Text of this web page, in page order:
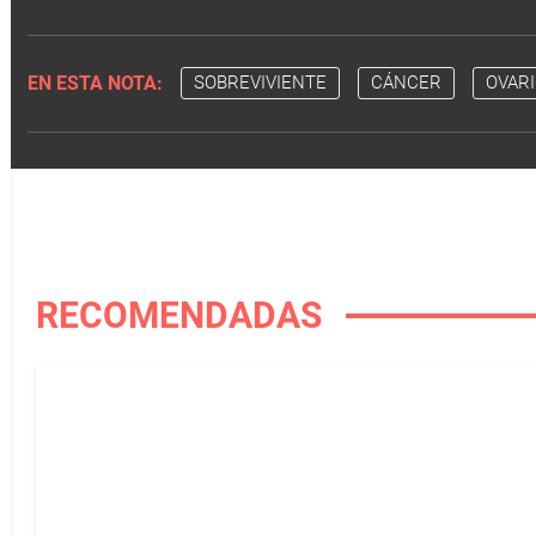
EN ESTA NOTA: SOBREVIVIENTE CÁNCER
RECOMENDADAS